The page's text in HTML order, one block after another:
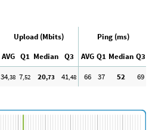
Upload (Mbits)
Ping (ms)
AVG Q1 Median Q3 AVG Q1 Median Q3
34,38 7,52 20,73 41,48 66 37 52 69